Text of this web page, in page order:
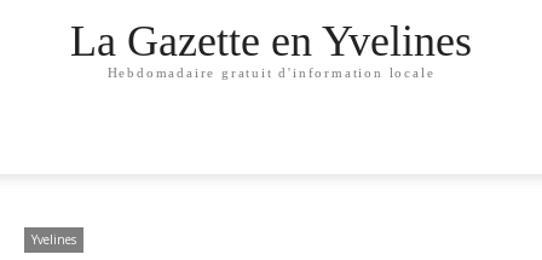
La Gazette en Yvelines
Hebdomadaire gratuit d'information locale
Yvelines